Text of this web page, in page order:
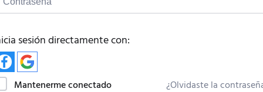
sesión directamente con:
Mantenerme conectado ¿Olvidaste la